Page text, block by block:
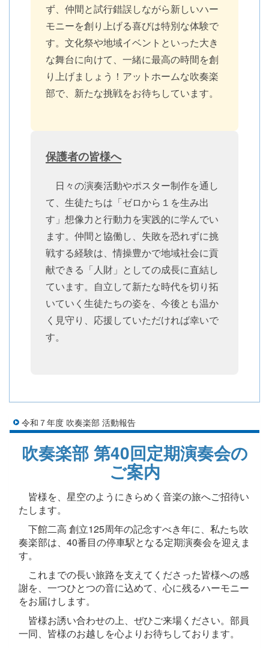
ず、仲間と試行錯誤しながら新しいハー
モニーを創り上げる喜びは特別な体験で
す。文化祭や地域イベントといった大き
な舞台に向けて、一緒に最高の時間を創
り上げましょう！アットホームな吹奏楽
部で、新たな挑戦をお待ちしています。
保護者の皆様へ
日々の演奏活動やポスター制作を通し
て、生徒たちは「ゼロから１を生み出
す」想像力と行動力を実践的に学んでい
ます。仲間と協働し、失敗を恐れずに挑
戦する経験は、情操豊かで地域社会に貢
献できる「人財」としての成長に直結し
ています。自立して新たな時代を切り拓
いていく生徒たちの姿を、今後とも温か
く見守り、応援していただければ幸いで
す。
令和７年度 吹奏楽部 活動報告
吹奏楽部 第40回定期演奏会の
ご案内
皆様を、星空のようにきらめく音楽の旅へご招待い
たします。
下館二高 創立125周年の記念すべき年に、私たち吹
奏楽部は、40番目の停車駅となる定期演奏会を迎えま
す。
これまでの長い旅路を支えてくださった皆様への感
謝を、一つひとつの音に込めて、心に残るハーモニー
をお届けします。
皆様お誘い合わせの上、ぜひご来場ください。部員
一同、皆様のお越しを心よりお待ちしております。